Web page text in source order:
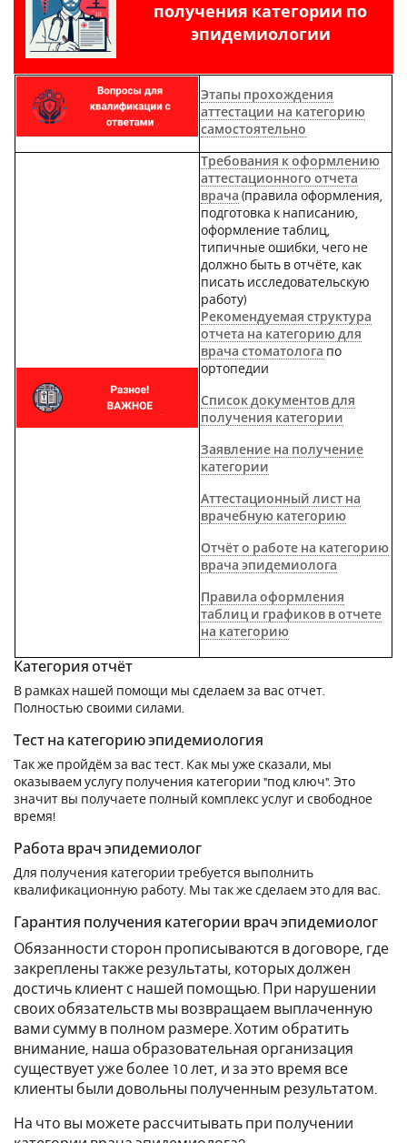
получения категории по
эпидемиологии
Этапы прохождения
аттестации на категорию
самостоятельно
Требования к оформлению
аттестационного отчета
врача (правила оформления,
подготовка к написанию,
оформление таблиц,
типичные ошибки, чего не
должно быть в отчёте, как
писать исследовательскую
работу)
Рекомендуемая структура
отчета на категорию для
врача стоматолога по
ортопедии
Список документов для
получения категории
Заявление на получение
категории
Аттестационный лист на
врачебную категорию
Отчёт о работе на категорию
врача эпидемиолога
Правила оформления
таблиц и графиков в отчете
на категорию
Категория отчёт
В рамках нашей помощи мы сделаем за вас отчет.
Полностью своими силами.
Тест на категорию эпидемиология
Так же пройдём за вас тест. Как мы уже сказали, мы
оказываем услугу получения категории "под ключ". Это
значит вы получаете полный комплекс услуг и свободное
время!
Работа врач эпидемиолог
Для получения категории требуется выполнить
квалификационную работу. Мы так же сделаем это для вас.
Гарантия получения категории врач эпидемиолог
Обязанности сторон прописываются в договоре, где
закреплены также результаты, которых должен
достичь клиент с нашей помощью. При нарушении
своих обязательств мы возвращаем выплаченную
вами сумму в полном размере. Хотим обратить
внимание, наша образовательная организация
существует уже более 10 лет, и за это время все
клиенты были довольны полученным результатом.
На что вы можете рассчитывать при получении